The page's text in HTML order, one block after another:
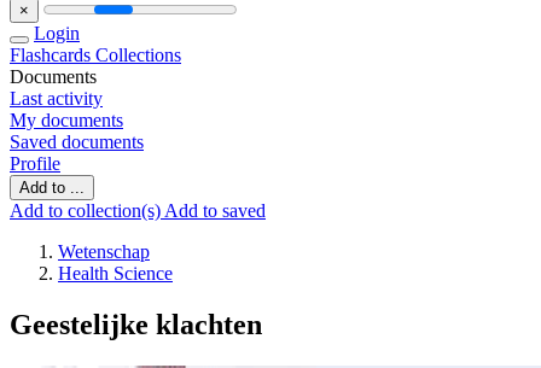
×
Login
Flashcards Collections
Documents
Last activity
My documents
Saved documents
Profile
Add to ...
Add to collection(s) Add to saved
Wetenschap
Health Science
Geestelijke klachten